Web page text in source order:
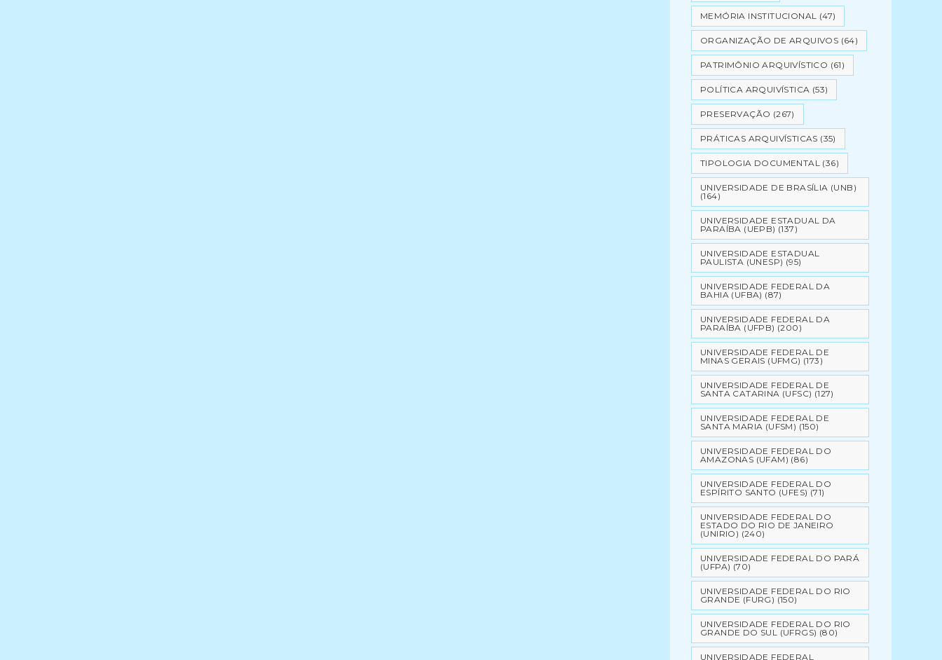
MEMÓRIA INSTITUCIONAL (47)
ORGANIZAÇÃO DE ARQUIVOS (64)
PATRIMÔNIO ARQUIVÍSTICO (61)
POLÍTICA ARQUIVÍSTICA (53)
PRESERVAÇÃO (267)
PRÁTICAS ARQUIVÍSTICAS (35)
TIPOLOGIA DOCUMENTAL (36)
UNIVERSIDADE DE BRASÍLIA (UNB)
(164)
UNIVERSIDADE ESTADUAL DA
PARAÍBA (UEPB) (137)
UNIVERSIDADE ESTADUAL
PAULISTA (UNESP) (95)
UNIVERSIDADE FEDERAL DA
BAHIA (UFBA) (87)
UNIVERSIDADE FEDERAL DA
PARAÍBA (UFPB) (200)
UNIVERSIDADE FEDERAL DE
MINAS GERAIS (UFMG) (173)
UNIVERSIDADE FEDERAL DE
SANTA CATARINA (UFSC) (127)
UNIVERSIDADE FEDERAL DE
SANTA MARIA (UFSM) (150)
UNIVERSIDADE FEDERAL DO
AMAZONAS (UFAM) (86)
UNIVERSIDADE FEDERAL DO
ESPÍRITO SANTO (UFES) (71)
UNIVERSIDADE FEDERAL DO
ESTADO DO RIO DE JANEIRO
(UNIRIO) (240)
UNIVERSIDADE FEDERAL DO PARÁ
(UFPA) (70)
UNIVERSIDADE FEDERAL DO RIO
GRANDE (FURG) (150)
UNIVERSIDADE FEDERAL DO RIO
GRANDE DO SUL (UFRGS) (80)
UNIVERSIDADE FEDERAL